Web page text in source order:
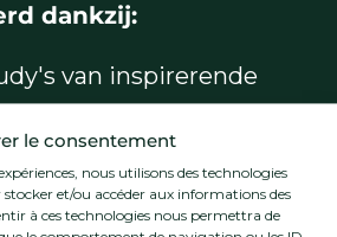
le consentement
nous utilisons des technologies
stocker et/ou accéder aux informations des
à ces technologies nous permettra de
dankzij:
van inspirerende
met een
methodologie